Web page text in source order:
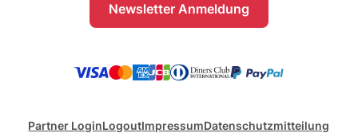
Newsletter Anmeldung
Partner LoginLogoutImpressumDatenschutzmitteilung